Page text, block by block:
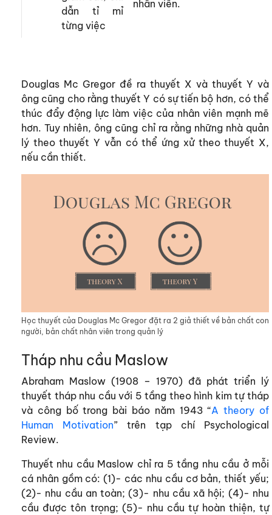
dẫn tỉ mỉ
từng việc
nhân viên.
Douglas Mc Gregor đề ra thuyết X và thuyết Y và
ông cũng cho rằng thuyết Y có sự tiến bộ hơn, có thể
thúc đẩy động lực làm việc của nhân viên mạnh mẽ
hơn. Tuy nhiên, ông cũng chỉ ra rằng những nhà quản
lý theo thuyết Y vẫn có thể ứng xử theo thuyết X,
nếu cần thiết.
Học thuyết của Douglas Mc Gregor đặt ra 2 giả thiết về bản chất con
người, bản chất nhân viên trong quản lý
Tháp nhu cầu Maslow
Abraham Maslow (1908 – 1970) đã phát triển lý
thuyết tháp nhu cầu với 5 tầng theo hình kim tự tháp
và công bố trong bài báo năm 1943 “A theory of
Human Motivation” trên tạp chí Psychological
Review.
Thuyết nhu cầu Maslow chỉ ra 5 tầng nhu cầu ở mỗi
cá nhân gồm có: (1)- các nhu cầu cơ bản, thiết yếu;
(2)- nhu cầu an toàn; (3)- nhu cầu xã hội; (4)- nhu
cầu được tôn trọng; (5)- nhu cầu tự hoàn thiện, tự